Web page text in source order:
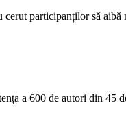
participanților să aibă
a 600 de autori din 45